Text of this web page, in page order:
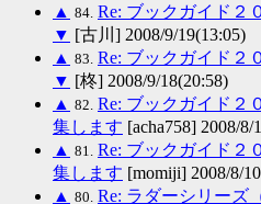
▲ 84. Re: ブックガイド
▼ [古川] 2008/9/19(13:05)
▲ 83. Re: ブックガイド
▼ [柊] 2008/9/18(20:58)
▲ 82. Re: ブックガイド
集します [acha758] 2008/8/
▲ 81.
Re: ブックガイド
集します [momiji] 2008/8/
▲ 80. Re: ラダーシリーズ